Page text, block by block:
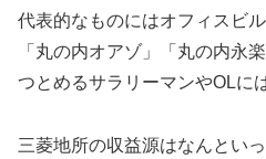
代表的なものにはオフィスビ
「丸の内オアゾ」「丸の内永
つとめるサラリーマンやOLに
三菱地所の収益源はなんとい